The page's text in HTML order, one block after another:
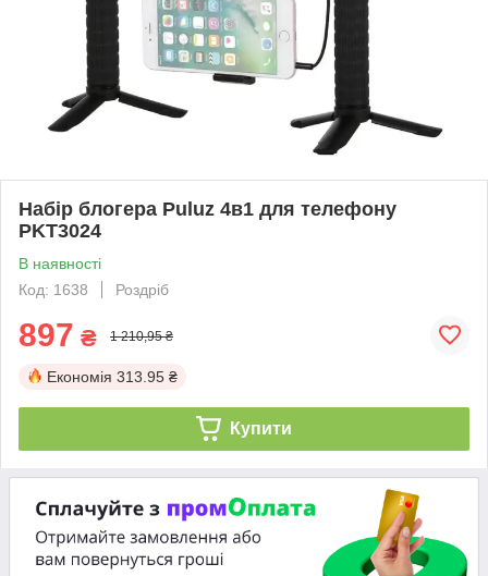
Набір блогера Puluz 4в1 для телефону
PKT3024
В наявності
Код: 1638
Роздріб
897 ₴ 1 210,95 ₴
Економія 313.95 ₴
Купити